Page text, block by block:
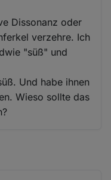
Dissonanz oder
verzehre. Ich
"süß" und
Und habe ihnen
Wieso sollte das